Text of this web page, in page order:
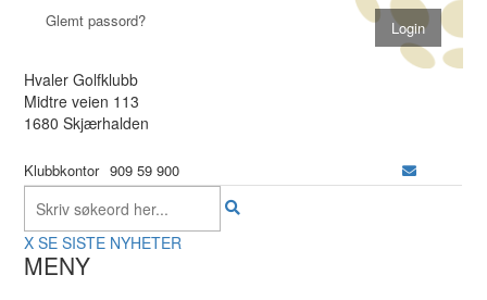
Glemt passord?
Hvaler Golfklubb
Midtre veien 113
1680 Skjærhalden
Klubbkontor 909 59 900
X SE SISTE NYHETER
MENY